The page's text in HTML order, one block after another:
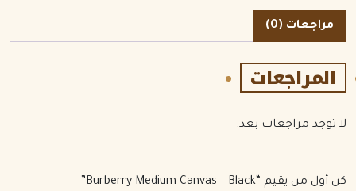
مراجعات (0)
المراجعات
لا توجد مراجعات بعد.
كن أول من يقيم “Burberry Medium Canvas – Black”